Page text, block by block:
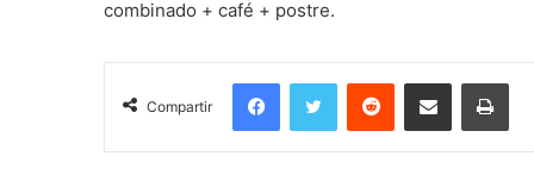
combinado + café + postre.
Compartir